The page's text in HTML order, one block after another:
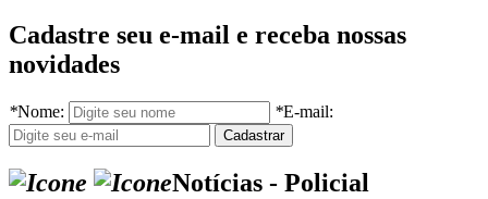
Cadastre seu e-mail e receba nossas
novidades
*Nome: *E-mail:
Notícias - Policial